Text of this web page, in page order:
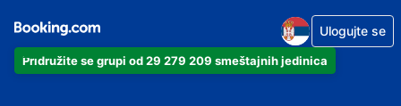
Pridružite se grupi od 29 279 209 smeštajnih jedinica
Ulogujte se
apartman